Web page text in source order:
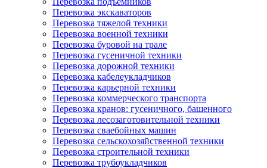
Перевозка экскаваторов
Перевозка тяжелой техники
Перевозка военной техники
Перевозка буровой на трале
Перевозка гусеничной техники
Перевозка дорожной техники
Перевозка кабелеукладчиков
Перевозка карьерной техники
Перевозка коммерческого транспорта
Перевозка кранов: гусеничного, башенного
Перевозка лесозаготовительной техники
Перевозка сваебойных машин
Перевозка сельскохозяйственной техники
Перевозка строительной техники
Перевозка трубоукладчиков